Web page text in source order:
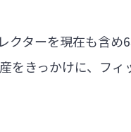
ターを現在も含め
をきっかけに、フ